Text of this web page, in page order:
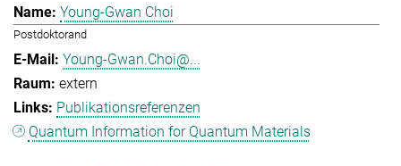
Young-Gwan Choi
Postdoktorand
Young-Gwan.Choi@...
extern
Publikationsreferenzen
Quantum Information for Quantum Materials